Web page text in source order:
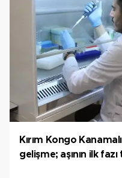
Kırım Kongo
gelişme; aşının ilk